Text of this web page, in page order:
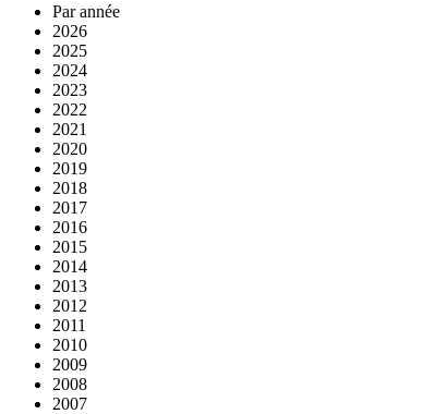
Par année
2026
2025
2024
2023
2022
2021
2020
2019
2018
2017
2016
2015
2014
2013
2012
2011
2010
2009
2008
2007